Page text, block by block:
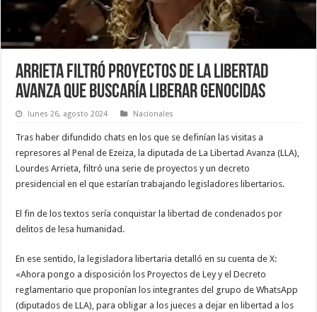
Arrieta filtró proyectos de La Libertad
Avanza que buscaría liberar genocidas
lunes 26, agosto 2024 Nacionales
Tras haber difundido chats en los que se definían las visitas a
represores al Penal de Ezeiza, la diputada de La Libertad Avanza (LLA),
Lourdes Arrieta, filtró una serie de proyectos y un decreto
presidencial en el que estarían trabajando legisladores libertarios.
El fin de los textos sería conquistar la libertad de condenados por
delitos de lesa humanidad.
En ese sentido, la legisladora libertaria detalló en su cuenta de X:
«Ahora pongo a disposición los Proyectos de Ley y el Decreto
reglamentario que proponían los integrantes del grupo de WhatsApp
(diputados de LLA), para obligar a los jueces a dejar en libertad a los